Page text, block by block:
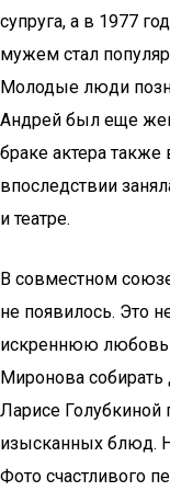
супруга, а в 1977
мужем стал
Молодые люди
Андрей был еще
браке актера
впоследствии
и театре.
В совместном
не появилось. Это
искреннюю любовь
Миронова
Ларисе Голубкиной
изысканных блюд.
Фото счастливого